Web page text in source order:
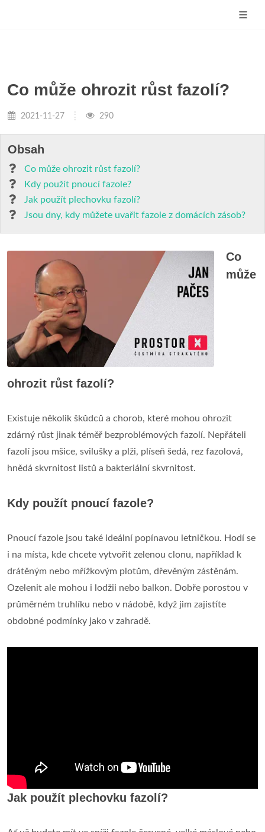
Co může ohrozit růst fazolí?
2021-11-27 290
Obsah
Co může ohrozit růst fazolí?
Kdy použít pnoucí fazole?
Jak použít plechovku fazolí?
Jsou dny, kdy můžete uvařit fazole z domácích zásob?
Co
může
ohrozit růst fazolí?
Existuje několik škůdců a chorob, které mohou ohrozit
zdárný růst jinak téměř bezproblémových fazolí. Nepřáteli
fazolí jsou mšice, svilušky a plži, plíseň šedá, rez fazolová,
hnědá skvrnitost listů a bakteriální skvrnitost.
Kdy použít pnoucí fazole?
Pnoucí fazole jsou také ideální popínavou letničkou. Hodí se
i na místa, kde chcete vytvořit zelenou clonu, například k
drátěným nebo mřížkovým plotům, dřevěným zástěnám.
Ozelenit ale mohou i lodžii nebo balkon. Dobře porostou v
průměrném truhlíku nebo v nádobě, když jim zajistíte
obdobné podmínky jako v zahradě.
Jak použít plechovku fazolí?